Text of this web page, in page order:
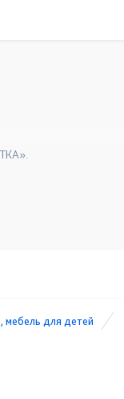
мебель для детей